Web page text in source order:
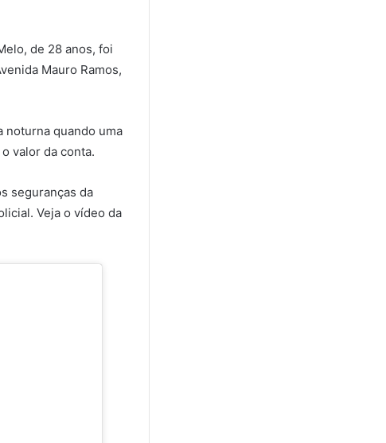
de 28 anos, foi
Mauro Ramos,
noturna quando uma
valor da conta.
seguranças da
Veja o vídeo da